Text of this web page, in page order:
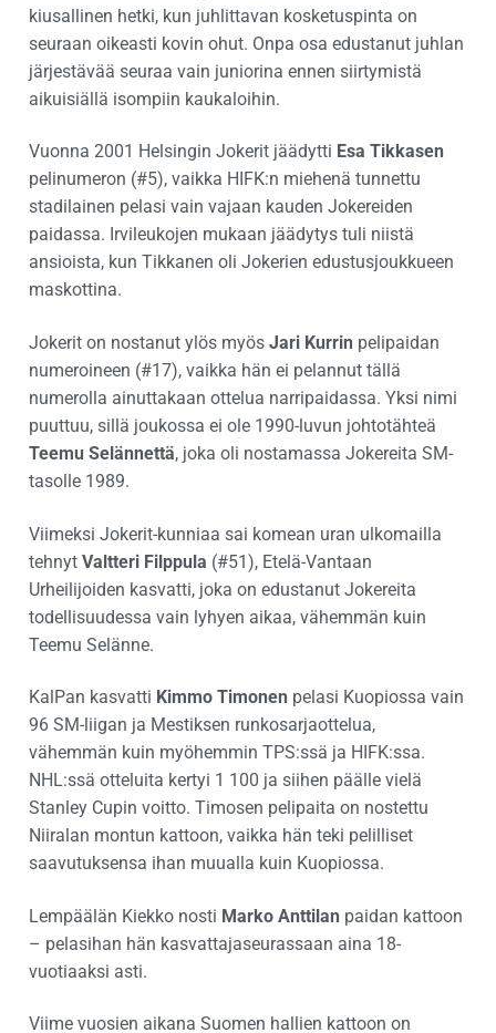
kiusallinen hetki, kun juhlittavan kosketuspinta on
seuraan oikeasti kovin ohut. Onpa osa edustanut juhlan
järjestävää seuraa vain juniorina ennen siirtymistä
aikuisiällä isompiin kaukaloihin.
Vuonna 2001 Helsingin Jokerit jäädytti Esa Tikkasen
pelinumeron (#5), vaikka HIFK:n miehenä tunnettu
stadilainen pelasi vain vajaan kauden Jokereiden
paidassa. Irvileukojen mukaan jäädytys tuli niistä
ansioista, kun Tikkanen oli Jokerien edustusjoukkueen
maskottina.
Jokerit on nostanut ylös myös Jari Kurrin pelipaidan
numeroineen (#17), vaikka hän ei pelannut tällä
numerolla ainuttakaan ottelua narripaidassa. Yksi nimi
puuttuu, sillä joukossa ei ole 1990-luvun johtotähteä
Teemu Selännettä, joka oli nostamassa Jokereita SM-
tasolle 1989.
Viimeksi Jokerit-kunniaa sai komean uran ulkomailla
tehnyt Valtteri Filppula (#51), Etelä-Vantaan
Urheilijoiden kasvatti, joka on edustanut Jokereita
todellisuudessa vain lyhyen aikaa, vähemmän kuin
Teemu Selänne.
KalPan kasvatti Kimmo Timonen pelasi Kuopiossa vain
96 SM-liigan ja Mestiksen runkosarjaottelua,
vähemmän kuin myöhemmin TPS:ssä ja HIFK:ssa.
NHL:ssä otteluita kertyi 1 100 ja siihen päälle vielä
Stanley Cupin voitto. Timosen pelipaita on nostettu
Niiralan montun kattoon, vaikka hän teki pelilliset
saavutuksensa ihan muualla kuin Kuopiossa.
Lempäälän Kiekko nosti Marko Anttilan paidan kattoon
– pelasihan hän kasvattajaseurassaan aina 18-
vuotiaaksi asti.
Viime vuosien aikana Suomen hallien kattoon on